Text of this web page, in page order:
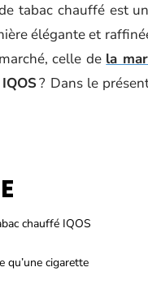
tabac chauffé est
élégante et
celle de la
IQOS? Dans le
chauffé IQOS
qu’une cigarette